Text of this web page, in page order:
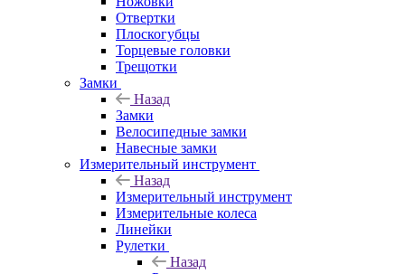
Отвертки
Плоскогубцы
Торцевые головки
Трещотки
Замки
Назад
Замки
Велосипедные замки
Навесные замки
Измерительный инструмент
Назад
Измерительный инструмент
Измерительные колеса
Линейки
Рулетки
Назад